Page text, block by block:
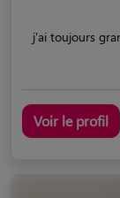
j'ai toujours
Voir le profil